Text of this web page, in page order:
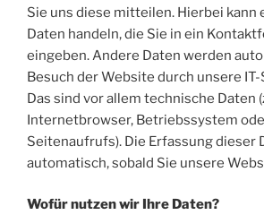
Sie uns diese mitteilen. Hierbei kann
Daten handeln, die Sie in ein
eingeben. Andere Daten werden
Besuch der Website durch unsere
Das sind vor allem technische Daten
Internetbrowser, Betriebssystem
Seitenaufrufs). Die Erfassung dieser
automatisch, sobald Sie unsere
Wofür nutzen wir Ihre Daten?